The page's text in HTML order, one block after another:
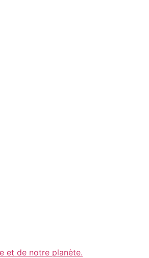
et de notre planète.